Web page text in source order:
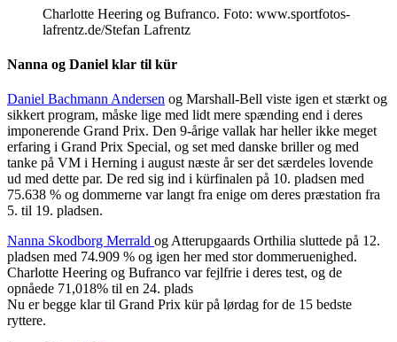
Charlotte Heering og Bufranco. Foto: www.sportfotos-
lafrentz.de/Stefan Lafrentz
Nanna og Daniel klar til kür
Daniel Bachmann Andersen og Marshall-Bell viste igen et stærkt og
sikkert program, måske lige med lidt mere spænding end i deres
imponerende Grand Prix. Den 9-årige vallak har heller ikke meget
erfaring i Grand Prix Special, og set med danske briller og med
tanke på VM i Herning i august næste år ser det særdeles lovende
ud med dette par. De red sig ind i kürfinalen på 10. pladsen med
75.638 % og dommerne var langt fra enige om deres præstation fra
5. til 19. pladsen.
Nanna Skodborg Merrald og Atterupgaards Orthilia sluttede på 12.
pladsen med 74.909 % og igen her med stor dommeruenighed.
Charlotte Heering og Bufranco var fejlfrie i deres test, og de
opnåede 71,018% til en 24. plads
Nu er begge klar til Grand Prix kür på lørdag for de 15 bedste
ryttere.